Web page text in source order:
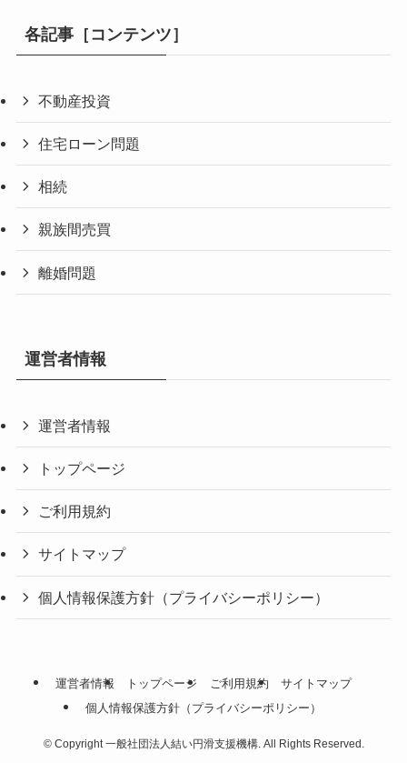
各記事［コンテンツ］
不動産投資
住宅ローン問題
相続
親族間売買
離婚問題
運営者情報
運営者情報
トップページ
ご利用規約
サイトマップ
個人情報保護方針（プライバシーポリシー）
運営者情報 トップページ ご利用規約
サイトマップ
個人情報保護方針（プライバシーポリシー）
©Copyright 一般社団法人結い円滑支援機構. All Rights Reserved.